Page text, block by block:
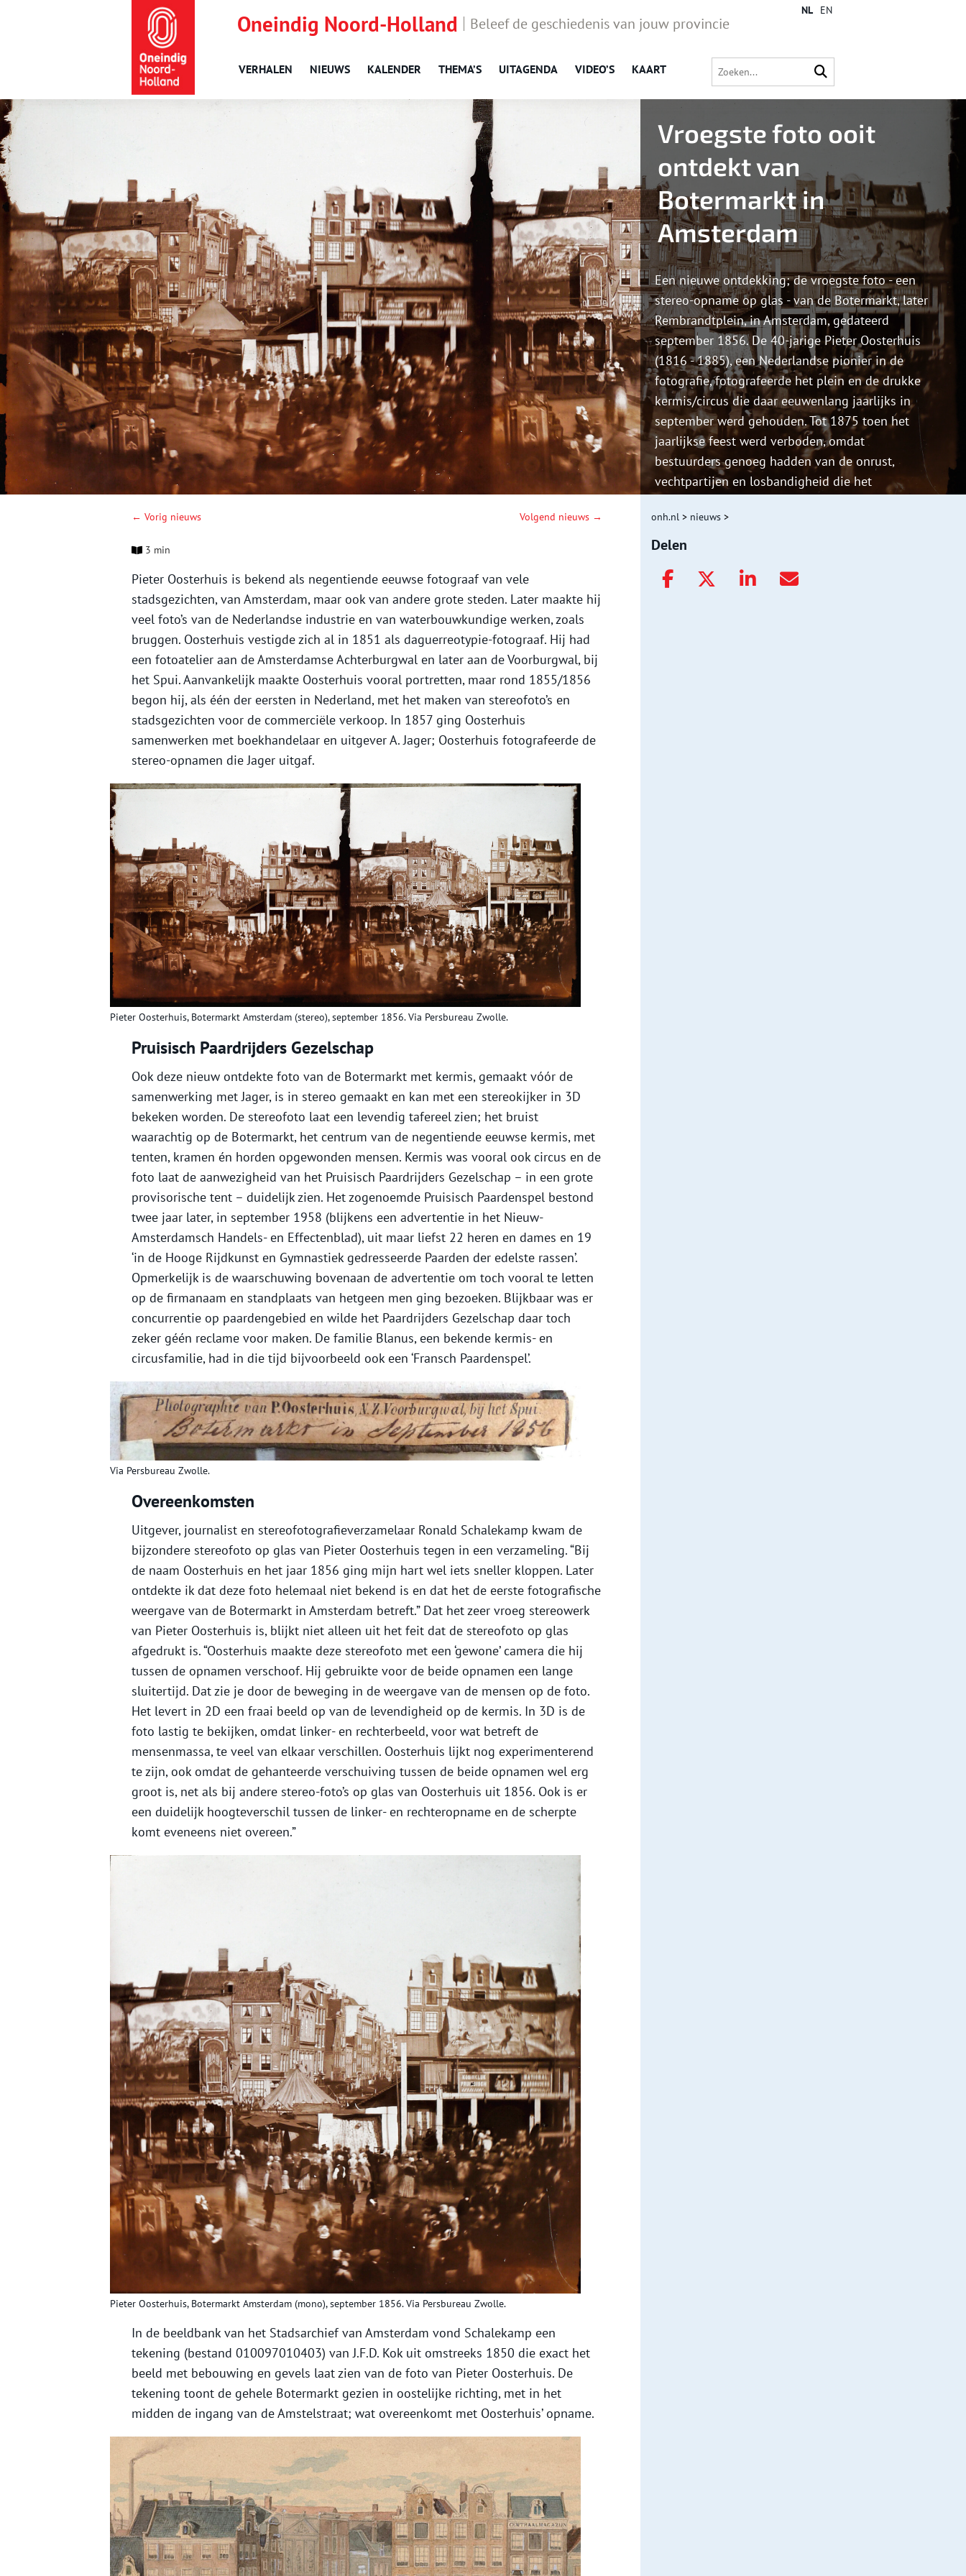
Oneindig Noord-Holland Beleef de geschiedenis van jouw provincie
VERHALEN NIEUWS KALENDER THEMA’S UITAGENDA VIDEO’S KAART
NL EN
Vroegste foto ooit
ontdekt van
Botermarkt in
Amsterdam
Een nieuwe ontdekking; de vroegste foto - een
stereo-opname op glas - van de Botermarkt, later
Rembrandtplein, in Amsterdam, gedateerd
september 1856. De 40-jarige Pieter Oosterhuis
(1816 - 1885), een Nederlandse pionier in de
fotografie, fotografeerde het plein en de drukke
kermis/circus die daar eeuwenlang jaarlijks in
september werd gehouden. Tot 1875 toen het
jaarlijkse feest werd verboden, omdat
bestuurders genoeg hadden van de onrust,
vechtpartijen en losbandigheid die het
← Vorig nieuws Volgend nieuws →
3 min
Pieter Oosterhuis is bekend als negentiende eeuwse fotograaf van vele
stadsgezichten, van Amsterdam, maar ook van andere grote steden. Later maakte hij
veel foto’s van de Nederlandse industrie en van waterbouwkundige werken, zoals
bruggen. Oosterhuis vestigde zich al in 1851 als daguerreotypie-fotograaf. Hij had
een fotoatelier aan de Amsterdamse Achterburgwal en later aan de Voorburgwal, bij
het Spui. Aanvankelijk maakte Oosterhuis vooral portretten, maar rond 1855/1856
begon hij, als één der eersten in Nederland, met het maken van stereofoto’s en
stadsgezichten voor de commerciële verkoop. In 1857 ging Oosterhuis
samenwerken met boekhandelaar en uitgever A. Jager; Oosterhuis fotografeerde de
stereo-opnamen die Jager uitgaf.
Pieter Oosterhuis, Botermarkt Amsterdam (stereo), september 1856. Via Persbureau Zwolle.
Pruisisch Paardrijders Gezelschap
Ook deze nieuw ontdekte foto van de Botermarkt met kermis, gemaakt vóór de
samenwerking met Jager, is in stereo gemaakt en kan met een stereokijker in 3D
bekeken worden. De stereofoto laat een levendig tafereel zien; het bruist
waarachtig op de Botermarkt, het centrum van de negentiende eeuwse kermis, met
tenten, kramen én horden opgewonden mensen. Kermis was vooral ook circus en de
foto laat de aanwezigheid van het Pruisisch Paardrijders Gezelschap – in een grote
provisorische tent – duidelijk zien. Het zogenoemde Pruisisch Paardenspel bestond
twee jaar later, in september 1958 (blijkens een advertentie in het Nieuw-
Amsterdamsch Handels- en Effectenblad), uit maar liefst 22 heren en dames en 19
‘in de Hooge Rijdkunst en Gymnastiek gedresseerde Paarden der edelste rassen’.
Opmerkelijk is de waarschuwing bovenaan de advertentie om toch vooral te letten
op de firmanaam en standplaats van hetgeen men ging bezoeken. Blijkbaar was er
concurrentie op paardengebied en wilde het Paardrijders Gezelschap daar toch
zeker géén reclame voor maken. De familie Blanus, een bekende kermis- en
circusfamilie, had in die tijd bijvoorbeeld ook een ‘Fransch Paardenspel’.
Via Persbureau Zwolle.
Overeenkomsten
Uitgever, journalist en stereofotografieverzamelaar Ronald Schalekamp kwam de
bijzondere stereofoto op glas van Pieter Oosterhuis tegen in een verzameling. “Bij
de naam Oosterhuis en het jaar 1856 ging mijn hart wel iets sneller kloppen. Later
ontdekte ik dat deze foto helemaal niet bekend is en dat het de eerste fotografische
weergave van de Botermarkt in Amsterdam betreft.” Dat het zeer vroeg stereowerk
van Pieter Oosterhuis is, blijkt niet alleen uit het feit dat de stereofoto op glas
afgedrukt is. “Oosterhuis maakte deze stereofoto met een ‘gewone’ camera die hij
tussen de opnamen verschoof. Hij gebruikte voor de beide opnamen een lange
sluitertijd. Dat zie je door de beweging in de weergave van de mensen op de foto.
Het levert in 2D een fraai beeld op van de levendigheid op de kermis. In 3D is de
foto lastig te bekijken, omdat linker- en rechterbeeld, voor wat betreft de
mensenmassa, te veel van elkaar verschillen. Oosterhuis lijkt nog experimenterend
te zijn, ook omdat de gehanteerde verschuiving tussen de beide opnamen wel erg
groot is, net als bij andere stereo-foto’s op glas van Oosterhuis uit 1856. Ook is er
een duidelijk hoogteverschil tussen de linker- en rechteropname en de scherpte
komt eveneens niet overeen.”
Pieter Oosterhuis, Botermarkt Amsterdam (mono), september 1856. Via Persbureau Zwolle.
In de beeldbank van het Stadsarchief van Amsterdam vond Schalekamp een
tekening (bestand 010097010403) van J.F.D. Kok uit omstreeks 1850 die exact het
beeld met bebouwing en gevels laat zien van de foto van Pieter Oosterhuis. De
tekening toont de gehele Botermarkt gezien in oostelijke richting, met in het
midden de ingang van de Amstelstraat; wat overeenkomt met Oosterhuis’ opname.
onh.nl > nieuws >
Delen